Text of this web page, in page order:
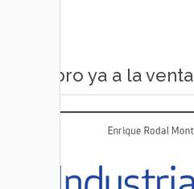
Libro ya a la venta